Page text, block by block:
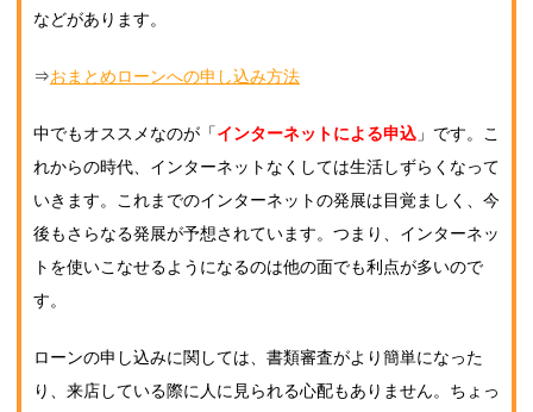
などがあります。
⇒おまとめローンへの申し込み方法
中でもオススメなのが「インターネットによる申込 」です。こ
れからの時代、インターネットなくしては生活しずらくなって
いきます。これまでのインターネットの発展は目覚ましく、今
後もさらなる発展が予想されています。つまり、インターネッ
トを使いこなせるようになるのは他の面でも利点が多いので
す。
ローンの申し込みに関しては、書類審査がより簡単になった
り、来店している際に人に見られる心配もありません。ちょっ